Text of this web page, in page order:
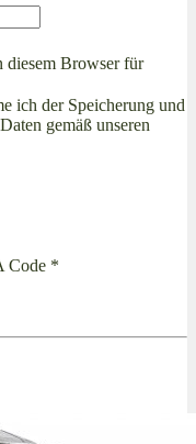
diesem Browser für
ich der Speicherung und
gemäß unseren
Code *